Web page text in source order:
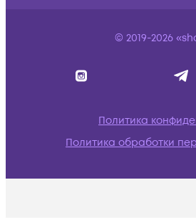
© 2019-2026
Политика
Политика обработки